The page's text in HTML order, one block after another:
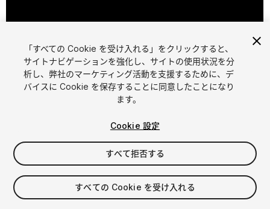
1/ 28
$15
消費税は決済時に計算されます
「すべての Cookie を受け入れる」をクリックすると、
サイトナビゲーションを強化し、サイトの使用状況を分
析し、弊社のマーケティング活動を支援するために、デ
バイスに Cookie を保存することに同意したことになり
ます。
Cookie 設定
すべて拒否する
すべての Cookie を受け入れる